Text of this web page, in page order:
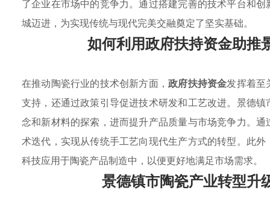
了企业在市场中的竞争力。通过搭建完善的技术平台和
城迈进，为实现传统与现代完美交融奠定了坚实基础。
如何利用政府扶持资金助推
在推动陶瓷行业的技术创新方面，政府扶持资金发挥着至
支持，还通过政策引导促进技术研发和工艺改进。景德
念和新材料的探索，进而提升产品质量与市场竞争力。
术迭代，实现从传统手工艺向现代生产方式的转型。此
科技应用于陶瓷产品制造中，以便更好地满足市场需求。
景德镇市陶瓷产业转型升